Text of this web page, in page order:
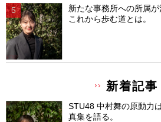
新たな事務所への所属が
これから歩む道とは。
新着記事
STU48 中村舞の原動力
真集を語る。